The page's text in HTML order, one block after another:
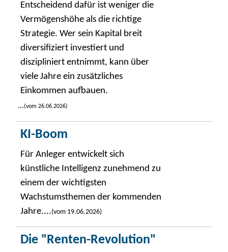
Entscheidend dafür ist weniger die
Vermögenshöhe als die richtige
Strategie. Wer sein Kapital breit
diversifiziert investiert und
diszipliniert entnimmt, kann über
viele Jahre ein zusätzliches
Einkommen aufbauen.
...(vom 26.06.2026)
KI-Boom
Für Anleger entwickelt sich
künstliche Intelligenz zunehmend zu
einem der wichtigsten
Wachstumsthemen der kommenden
Jahre....(vom 19.06.2026)
Die "Renten-Revolution"